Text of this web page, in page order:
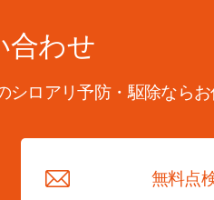
合わせ
シロアリ予防・駆除なら
無料点